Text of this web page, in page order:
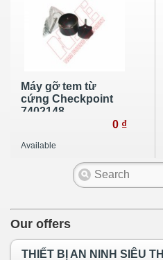
Máy gỡ tem từ
cứng Checkpoint
7402148
0 ₫
Available
Our offers
THIẾT BỊ AN NINH SIÊU THỊ